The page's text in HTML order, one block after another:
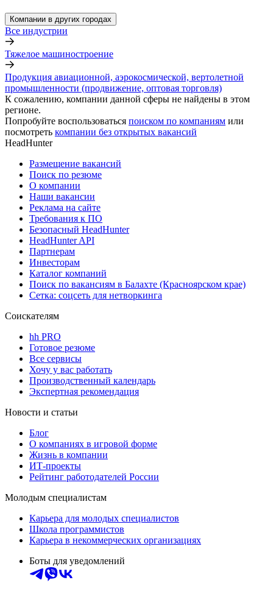
Компании в других городах
Все индустрии
Тяжелое машиностроение
Продукция авиационной, аэрокосмической, вертолетной
промышленности (продвижение, оптовая торговля)
К сожалению, компании данной сферы не найдены в этом
регионе.
Попробуйте воспользоваться поиском по компаниям или
посмотреть компании без открытых вакансий
HeadHunter
Размещение вакансий
Поиск по резюме
О компании
Наши вакансии
Реклама на сайте
Требования к ПО
Безопасный HeadHunter
HeadHunter API
Партнерам
Инвесторам
Каталог компаний
Поиск по вакансиям в Балахте (Красноярском крае)
Сетка: соцсеть для нетворкинга
Соискателям
hh PRO
Готовое резюме
Все сервисы
Хочу у вас работать
Производственный календарь
Экспертная рекомендация
Новости и статьи
Блог
О компаниях в игровой форме
Жизнь в компании
ИТ-проекты
Рейтинг работодателей России
Молодым специалистам
Карьера для молодых специалистов
Школа программистов
Карьера в некоммерческих организациях
Боты для уведомлений